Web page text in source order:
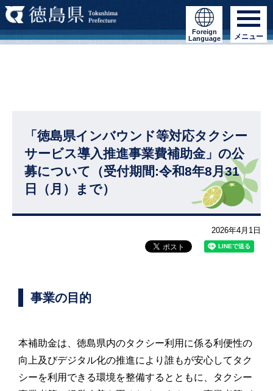
Foreign
Language
メニュー
「徳島県インバウンド等対応タクシー
サービス導入推進事業費補助金」の公
募について（受付期間:令和8年8月31
日（月）まで）
2026年4月1日
事業の目的
本補助金は、徳島県内のタクシー利用に係る利便性の
向上及びデジタル化の推進により誰もが安心してタク
シーを利用できる環境を整備するとともに、タクシー